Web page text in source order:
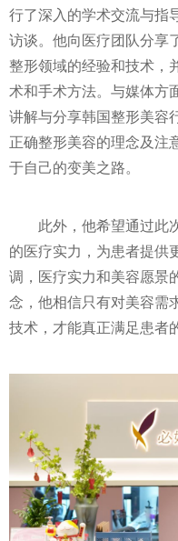
行了深入的学术交流与指
访谈。他向医疗团队分享
整形领域的经验和技术，
术和手术方法。与媒体方
讲解与分享韩国整形美容
正确整形美容的理念及注
于自己的变美之路。
此外，他希望通过此
的医疗实力，为患者提供
调，医疗实力和美容愿景
念，他相信只有对美容需
技术，才能真正满足患者